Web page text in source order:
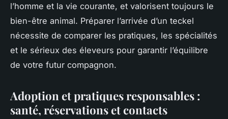
l’homme et la vie courante, et valorisent toujours le
bien-être animal. Préparer l’arrivée d’un teckel
nécessite de comparer les pratiques, les spécialités
et le sérieux des éleveurs pour garantir l’équilibre
de votre futur compagnon.
Adoption et pratiques responsables :
santé, réservations et contacts